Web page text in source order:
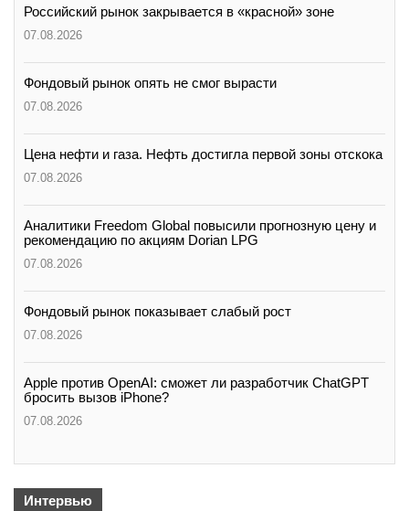
Российский рынок закрывается в «красной» зоне
07.08.2026
Фондовый рынок опять не смог вырасти
07.08.2026
Цена нефти и газа. Нефть достигла первой зоны отскока
07.08.2026
Аналитики Freedom Global повысили прогнозную цену и
рекомендацию по акциям Dorian LPG
07.08.2026
Фондовый рынок показывает слабый рост
07.08.2026
Apple против OpenAI: сможет ли разработчик ChatGPT
бросить вызов iPhone?
07.08.2026
Интервью